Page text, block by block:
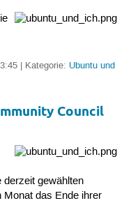
| Kategorie: Ubuntu und
Council
gewählten
das Ende ihrer